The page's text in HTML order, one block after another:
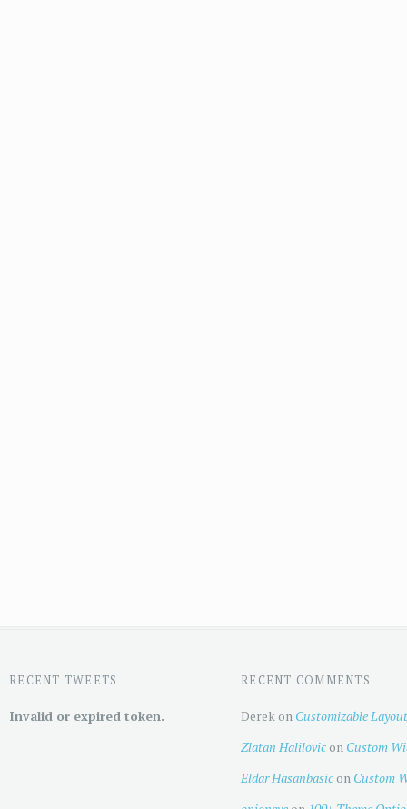
RECENT TWEETS
Invalid or expired token.
RECENT COMMENTS
Derekon Customizable Layout
Zlatan Halilovicon Custom
Eldar Hasanbasicon Custom